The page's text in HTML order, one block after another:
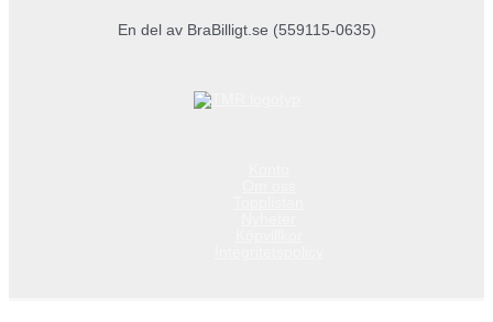
En del av BraBilligt.se (559115-0635)